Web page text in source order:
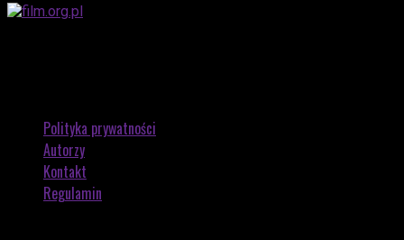
Polityka prywatności
Autorzy
Kontakt
Regulamin